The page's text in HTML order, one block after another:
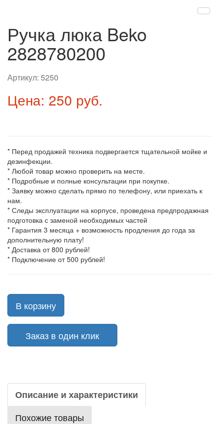
Ручка люка Beko
2828780200
Артикул: 5250
Цена: 250 руб.
* Перед продажей техника подвергается тщательной мойке и
дезинфекции.
* Любой товар можно проверить на месте.
* Подробные и полные консультации при покупке.
* Заявку можно сделать прямо по телефону, или приехать к
нам.
* Следы эксплуатации на корпусе, проведена предпродажная
подготовка с заменой необходимых частей
* Гарантия 3 месяца + возможность продления до года за
дополнительную плату!
* Доставка от 800 рублей!
* Подключение от 500 рублей!
В корзину
Заказ в один клик
Описание и характеристики
Похожие товары